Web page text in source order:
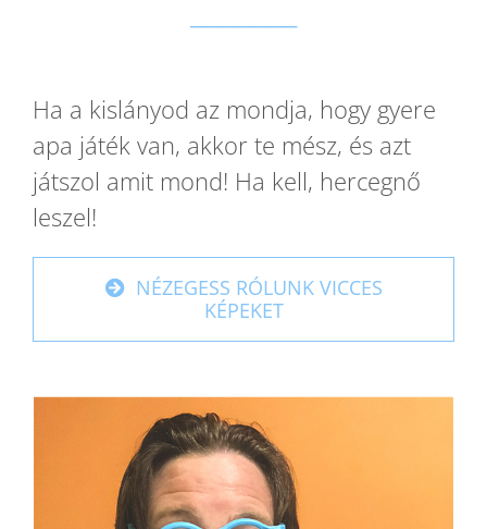
Ha a kislányod az mondja, hogy gyere
apa játék van, akkor te mész, és azt
játszol amit mond! Ha kell, hercegnő
leszel!
NÉZEGESS RÓLUNK VICCES
KÉPEKET